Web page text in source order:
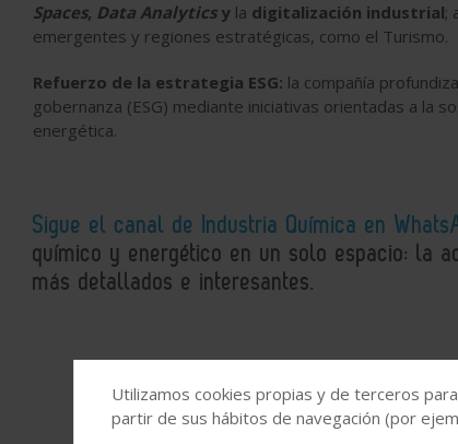
Spaces, Data Analyticsy la digitalización industrial;
emergentes y regiones estratégicas, como el Turismo.
Refuerzo de la estrategia ESG: la compañía
gobernanza (ESG) mediante iniciativas orientadas a la
energética.
Sigue el canal de Industria Química en
químico y energético en un solo espacio: la
más detallados e interesantes.
Utilizamos cookies propias y de terceros
partir de sus hábitos de navegación (por